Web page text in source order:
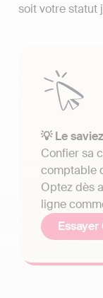
soit votre statut
💡 Le
Confier sa
comptable
Optez dès
ligne